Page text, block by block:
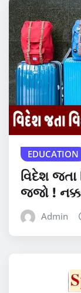
EDUCATION
વિદેશ
જજો !
Admin